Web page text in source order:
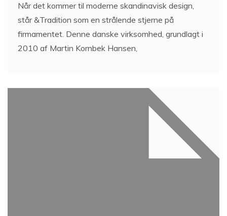
Når det kommer til moderne skandinavisk design,
står &Tradition som en strålende stjerne på
firmamentet. Denne danske virksomhed, grundlagt i
2010 af Martin Kornbek Hansen,